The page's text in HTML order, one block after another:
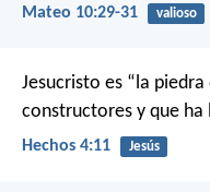
Mateo 10:29-31 valioso
Jesucristo es “la
constructores y que ha
Hechos 4:11 Jesús